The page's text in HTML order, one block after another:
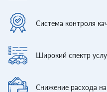
Система контроля
Широкий спектр
Снижение расхода